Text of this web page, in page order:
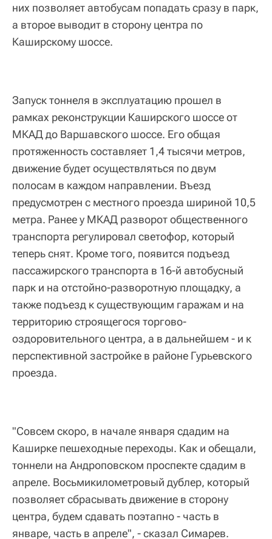
них позволяет автобусам попадать сразу в парк,
а второе выводит в сторону центра по
Каширскому шоссе.
Запуск тоннеля в эксплуатацию прошел в
рамках реконструкции Каширского шоссе от
МКАД до Варшавского шоссе. Его общая
протяженность составляет 1,4 тысячи метров,
движение будет осуществляться по двум
полосам в каждом направлении. Въезд
предусмотрен с местного проезда шириной 10,5
метра. Ранее у МКАД разворот общественного
транспорта регулировал светофор, который
теперь снят. Кроме того, появится подъезд
пассажирского транспорта в 16-й автобусный
парк и на отстойно-разворотную площадку, а
также подъезд к существующим гаражам и на
территорию строящегося торгово-
оздоровительного центра, а в дальнейшем - и к
перспективной застройке в районе Гурьевского
проезда.
"Совсем скоро, в начале января сдадим на
Каширке пешеходные переходы. Как и обещали,
тоннели на Андроповском проспекте сдадим в
апреле. Восьмикилометровый дублер, который
позволяет сбрасывать движение в сторону
центра, будем сдавать поэтапно - часть в
январе, часть в апреле", - сказал Симарев.